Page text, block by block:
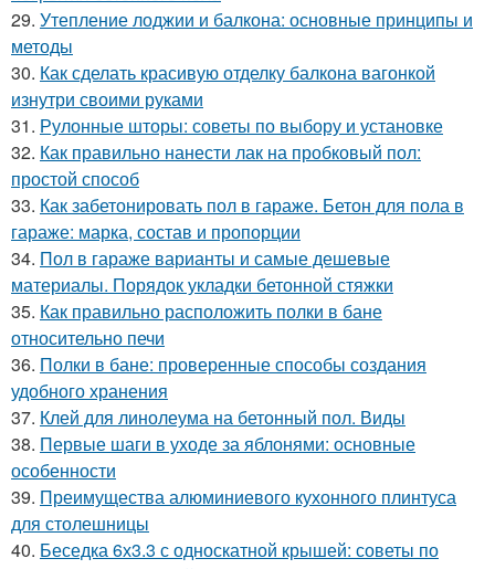
29. Утепление лоджии и балкона: основные принципы и
методы
30. Как сделать красивую отделку балкона вагонкой
изнутри своими руками
31. Рулонные шторы: советы по выбору и установке
32. Как правильно нанести лак на пробковый пол:
простой способ
33. Как забетонировать пол в гараже. Бетон для пола в
гараже: марка, состав и пропорции
34. Пол в гараже варианты и самые дешевые
материалы. Порядок укладки бетонной стяжки
35. Как правильно расположить полки в бане
относительно печи
36. Полки в бане: проверенные способы создания
удобного хранения
37. Клей для линолеума на бетонный пол. Виды
38. Первые шаги в уходе за яблонями: основные
особенности
39. Преимущества алюминиевого кухонного плинтуса
для столешницы
40. Беседка 6х3.3 с односкатной крышей: советы по